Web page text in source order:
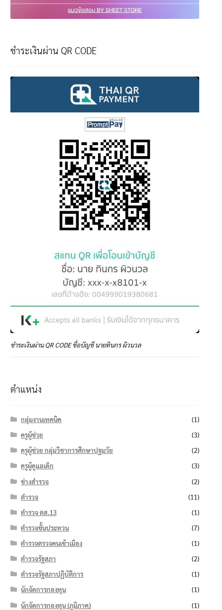
ชำระเงินผ่าน QR CODE
ชำระเงินผ่าน QR CODE ชื่อบัญชี นายทินกร ผิวนวล
ตำแหน่ง
กลุ่มงานเทคนิค
(1)
ครูผู้ช่วย
(3)
ครูผู้ช่วย กลุ่มวิชาการศึกษาปฐมวัย
(2)
ครูผู้ดูแลเด็ก
(3)
ช่างสำรวจ
(2)
ตำรวจ
(11)
ตำรวจ ตส.13
(1)
ตำรวจชั้นประทวน
(7)
ตำรวจตรวจคนเข้าเมือง
(1)
ตำรวจรัฐสภา
(2)
ตำรวจรัฐสภาปฏิบัติการ
(1)
นักจัดการกองทุน
(1)
นักจัดการกองทุน (ภูมิภาค)
(1)